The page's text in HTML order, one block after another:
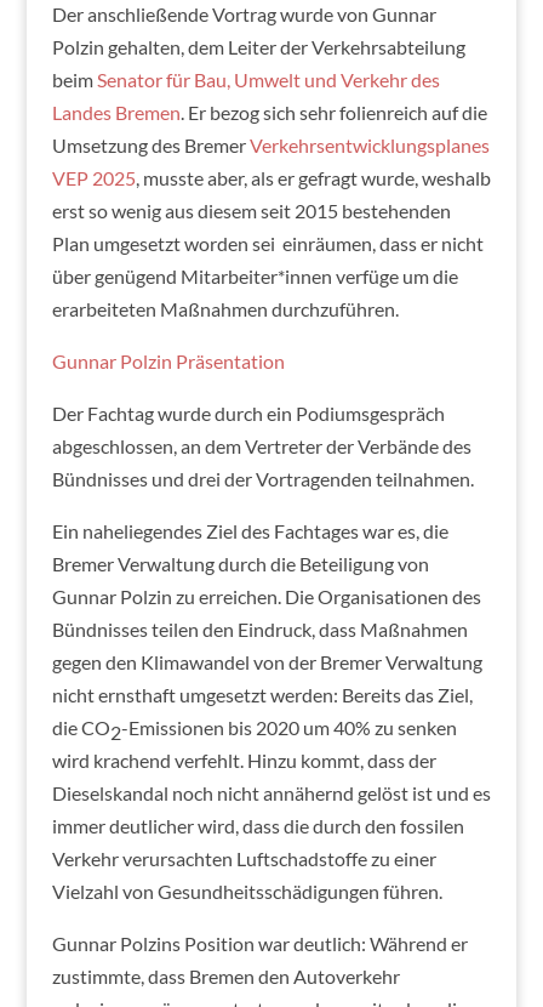
Der anschließende Vortrag wurde von Gunnar
Polzin gehalten, dem Leiter der Verkehrsabteilung
beimSenator für Bau, Umwelt und Verkehr des
Landes Bremen . Er bezog sich sehr folienreich auf die
Umsetzung des BremerVerkehrsentwicklungsplanes
VEP 2025 , musste aber, als er gefragt wurde, weshalb
erst so wenig aus diesem seit 2015 bestehenden
Plan umgesetzt worden sei einräumen, dass er nicht
über genügend Mitarbeiter*innen verfüge um die
erarbeiteten Maßnahmen durchzuführen.
Gunnar Polzin Präsentation
Der Fachtag wurde durch ein Podiumsgespräch
abgeschlossen, an dem Vertreter der Verbände des
Bündnisses und drei der Vortragenden teilnahmen.
Ein naheliegendes Ziel des Fachtages war es, die
Bremer Verwaltung durch die Beteiligung von
Gunnar Polzin zu erreichen. Die Organisationen des
Bündnisses teilen den Eindruck, dass Maßnahmen
gegen den Klimawandel von der Bremer Verwaltung
nicht ernsthaft umgesetzt werden: Bereits das Ziel,
die CO2-Emissionen bis 2020 um 40% zu senken
wird krachend verfehlt. Hinzu kommt, dass der
Dieselskandal noch nicht annähernd gelöst ist und es
immer deutlicher wird, dass die durch den fossilen
Verkehr verursachten Luftschadstoffe zu einer
Vielzahl von Gesundheitsschädigungen führen.
Gunnar Polzins Position war deutlich: Während er
zustimmte, dass Bremen den Autoverkehr